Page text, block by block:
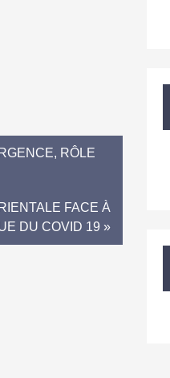
RÔLE
FACE À
DU COVID 19 »